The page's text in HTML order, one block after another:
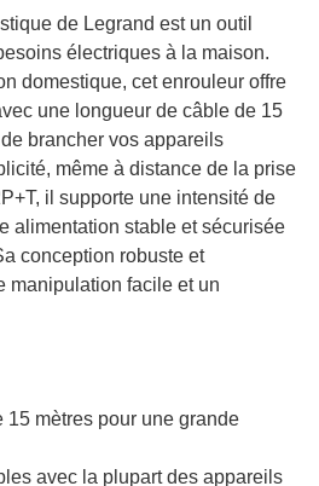
de Legrand est un outil
électriques à la maison.
domestique, cet enrouleur offre
une longueur de câble de 15
brancher vos appareils
même à distance de la prise
il supporte une intensité de
alimentation stable et sécurisée
conception robuste et
manipulation facile et un
15 mètres pour une grande
avec la plupart des appareils